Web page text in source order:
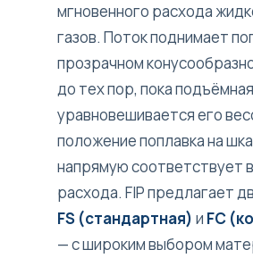
мгновенного расхода
газов. Поток поднимает
прозрачном
до тех пор, пока
уравновешивается его
положение поплавка на
напрямую соответствует
расхода. FIP предлагает
FS (стандартная) и FC
— с широким выбором